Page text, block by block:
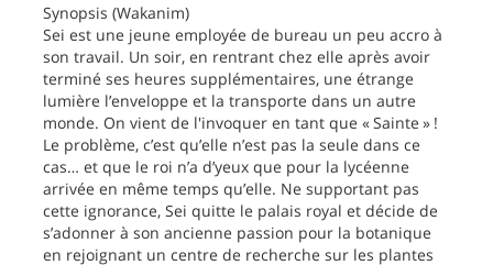
Synopsis (Wakanim)
Sei est une jeune employée de bureau un peu accro à
son travail. Un soir, en rentrant chez elle après avoir
terminé ses heures supplémentaires, une étrange
lumière l’enveloppe et la transporte dans un autre
monde. On vient de l'invoquer en tant que « Sainte » !
Le problème, c’est qu’elle n’est pas la seule dans ce
cas… et que le roi n’a d’yeux que pour la lycéenne
arrivée en même temps qu’elle. Ne supportant pas
cette ignorance, Sei quitte le palais royal et décide de
s’adonner à son ancienne passion pour la botanique
en rejoignant un centre de recherche sur les plantes